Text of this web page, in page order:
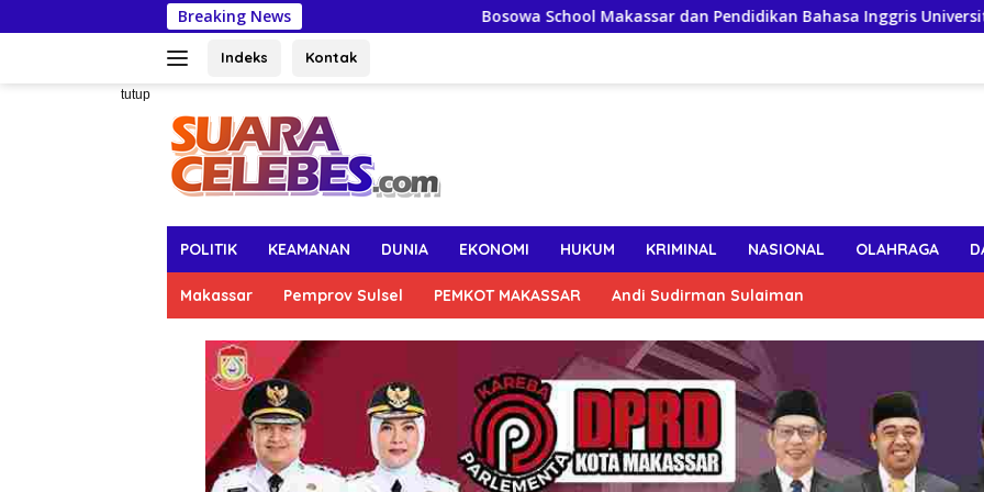
ke
Breaking News Bosowa School Makassar dan Pendidikan Bahasa Inggris Universitas Bosowa Jalin
Indeks Kontak
tutup
POLITIK KEAMANAN DUNIA EKONOMI HUKUM KRIMINAL NASIONAL OLAHRAGA
Makassar Pemprov Sulsel PEMKOT MAKASSAR Andi Sudirman Sulaiman